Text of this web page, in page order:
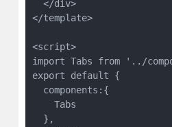
  </div>
</template>
<script>
import Tabs from '../
export default {
  components:{
    Tabs
  },